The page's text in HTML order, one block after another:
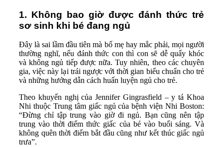
1. Không bao giờ được đánh thức trẻ
sơ sinh khi bé đang ngủ
Đây là sai lầm đầu tiên mà bố mẹ hay mắc phải, mọi người
thường nghĩ, nếu đánh thức con thì con sẽ dễ quấy khóc
và không ngủ tiếp được nữa. Tuy nhiên, theo các chuyên
gia, việc này lại trái ngược với thời gian biểu chuẩn cho trẻ
và những hướng dẫn cách huấn luyện ngủ cho trẻ.
Theo khuyến nghị của Jennifer Gingrasfield – y tá Khoa
Nhi thuộc Trung tâm giấc ngủ của bệnh viện Nhi Boston:
“Đừng chỉ tập trung vào giờ đi ngủ. Bạn cũng nên tập
trung vào thời điểm thức giấc của bé vào buổi sáng. Và
không quên thời điểm bắt đầu cũng như kết thúc giấc ngủ
trưa”.